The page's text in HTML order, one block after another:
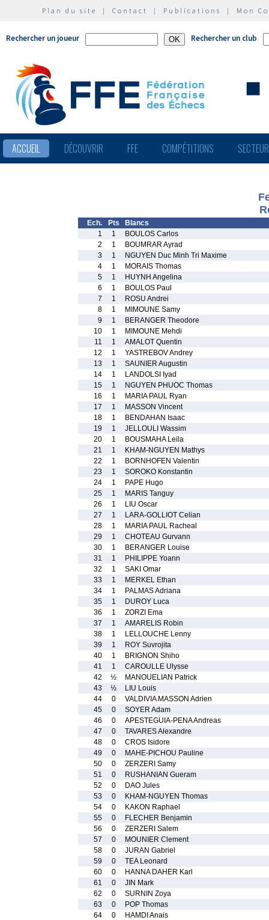
Plan du site | Contact | Publications | Mon
Rechercher un joueur Rechercher un club
ACCUEIL DÉCOUVRIR FFE COMPÉTITIONS
Ech. Pts
Blancs
1
1
BOULOS Carlos
2
1
BOUMRAR Ayrad
3
1
NGUYEN Duc Minh Tri Maxime
4
1
MORAIS Thomas
5
1
HUYNH Angelina
6
1
BOULOS Paul
7
1
ROSU Andrei
8
1
MIMOUNE Samy
9
1
BERANGER Theodore
10
1
MIMOUNE Mehdi
11
1
AMALOT Quentin
12
1
YASTREBOV Andrey
13
1
SAUNIER Augustin
14
1
LANDOLSI Iyad
15
1
NGUYEN PHUOC Thomas
16
1
MARIA PAUL Ryan
17
1
MASSON Vincent
18
1
BENDAHAN Isaac
19
1
JELLOULI Wassim
20
1
BOUSMAHA Leila
21
1
KHAM-NGUYEN Mathys
22
1
BORNHOFEN Valentin
23
1
SOROKO Konstantin
24
1
PAPE Hugo
25
1
MARIS Tanguy
26
1
LIU Oscar
27
1
LARA-GOLLIOT Celian
28
1
MARIA PAUL Racheal
29
1
CHOTEAU Gurvann
30
1
BERANGER Louise
31
1
PHILIPPE Yoann
32
1
SAKI Omar
33
1
MERKEL Ethan
34
1
PALMAS Adriana
35
1
DUROY Luca
36
1
ZORZI Ema
37
1
AMARELIS Robin
38
1
LELLOUCHE Lenny
39
1
ROY Suvrojita
40
1
BRIGNON Shiho
41
1
CAROULLE Ulysse
42
½
MANOUELIAN Patrick
43
½
LIU Louis
44
0
VALDIVIA MASSON Adrien
45
0
SOYER Adam
46
0
APESTEGUIA-PENA Andreas
47
0
TAVARES Alexandre
48
0
CROS Isidore
49
0
MAHE-PICHOU Pauline
50
0
ZERZERI Samy
51
0
RUSHANIAN Gueram
52
0
DAO Jules
53
0
KHAM-NGUYEN Thomas
54
0
KAKON Raphael
55
0
FLECHER Benjamin
56
0
ZERZERI Salem
57
0
MOUNIER Clement
58
0
JURAN Gabriel
59
0
TEA Leonard
60
0
HANNA DAHER Karl
61
0
JIN Mark
62
0
SURNIN Zoya
63
0
POP Thomas
64
0
HAMDI Anais